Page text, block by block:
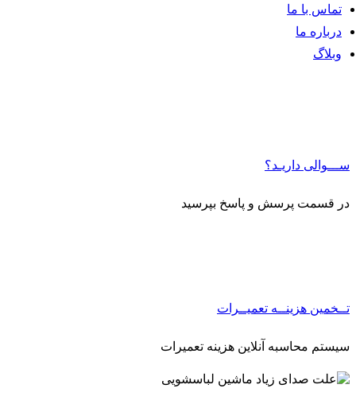
تماس با ما
درباره ما
وبلاگ
داریـد؟
قسمت پرسش و پاسخ بپرسید
هزینــه تعمیــرات
محاسبه آنلاین هزینه تعمیرات